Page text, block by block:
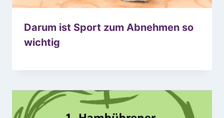
Darum ist Sport zum Abnehmen so
wichtig